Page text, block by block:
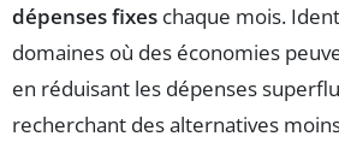
dépenses fixes chaque mois.
domaines où des économies
en réduisant les dépenses
recherchant des alternatives